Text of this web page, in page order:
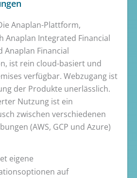
Anaplan-Plattform,
Anaplan Integrated Financial
Anaplan Financial
ist rein cloud-basiert und
verfügbar. Webzugang ist
der Produkte unerlässlich.
Nutzung ist ein
zwischen verschiedenen
(AWS, GCP und Azure)
eigene
auf